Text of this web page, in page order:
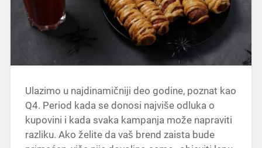
Ulazimo u najdinamičniji deo godine, poznat kao
Q4. Period kada se donosi najviše odluka o
kupovini i kada svaka kampanja može napraviti
razliku. Ako želite da vaš brend zaista bude